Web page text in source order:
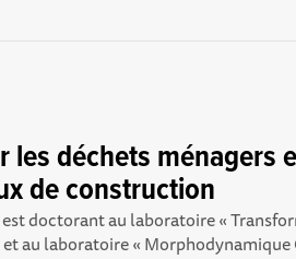
les déchets ménagers
de construction
doctorant au laboratoire «
au laboratoire «